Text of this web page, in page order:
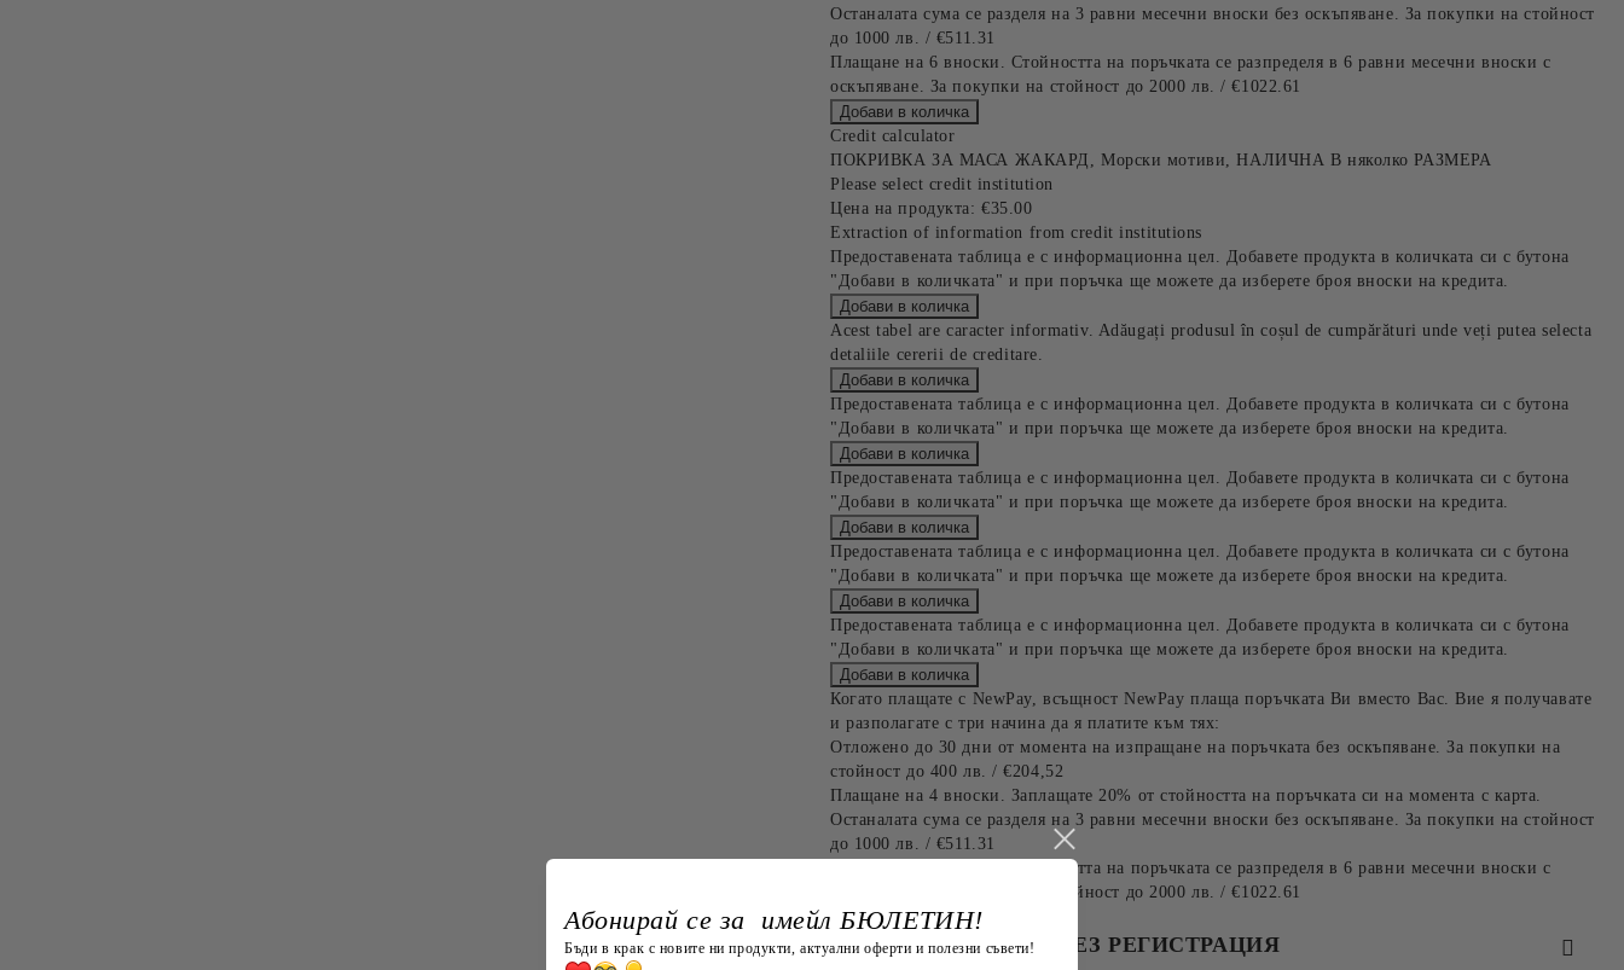
Останалата сума се разделя на 3 равни месечни вноски без оскъпяване. За покупки на стойност
до 1000 лв. / €511.31
Плащане на 6 вноски. Стойността на поръчката се разпределя в 6 равни месечни вноски с
оскъпяване. За покупки на стойност до 2000 лв. / €1022.61
Credit calculator
ПОКРИВКА ЗА МАСА ЖАКАРД, Морски мотиви, НАЛИЧНА В няколко РАЗМЕРА
Please select credit institution
Цена на продукта: €35.00
Extraction of information from credit institutions
Предоставената таблица е с информационна цел. Добавете продукта в количката си с бутона
"Добави в количката" и при поръчка ще можете да изберете броя вноски на кредита.
Acest tabel are caracter informativ. Adăugați produsul în coșul de cumpărături unde veți putea selecta
detaliile cererii de creditare.
Предоставената таблица е с информационна цел. Добавете продукта в количката си с бутона
"Добави в количката" и при поръчка ще можете да изберете броя вноски на кредита.
Предоставената таблица е с информационна цел. Добавете продукта в количката си с бутона
"Добави в количката" и при поръчка ще можете да изберете броя вноски на кредита.
Предоставената таблица е с информационна цел. Добавете продукта в количката си с бутона
"Добави в количката" и при поръчка ще можете да изберете броя вноски на кредита.
Предоставената таблица е с информационна цел. Добавете продукта в количката си с бутона
"Добави в количката" и при поръчка ще можете да изберете броя вноски на кредита.
Когато плащате с NewPay, всъщност NewPay плаща поръчката Ви вместо Вас. Вие я получавате
и разполагате с три начина да я платите към тях:
Отложено до 30 дни от момента на изпращане на поръчката без оскъпяване. За покупки на
стойност до 400 лв. / €204,52
Плащане на 4 вноски. Заплащате 20% от стойността на поръчката си на момента с карта.
Останалата сума се разделя на 3 равни месечни вноски без оскъпяване. За покупки на стойност
до 1000 лв. / €511.31
Плащане на 6 вноски. Стойността на поръчката се разпределя в 6 равни месечни вноски с
оскъпяване. За покупки на стойност до 2000 лв. / €1022.61
БЪРЗА ПОРЪЧКА БЕЗ РЕГИСТРАЦИЯ
Абонирай се за имейл БЮЛЕТИН!
Бъди в крак с новите ни продукти, актуални оферти и полезни съвети!